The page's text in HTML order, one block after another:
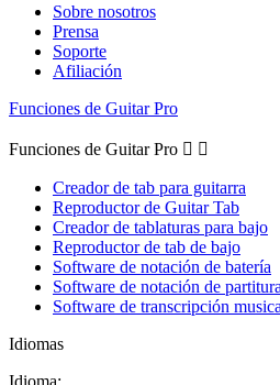
Sobre nosotros
Prensa
Soporte
Afiliación
Funciones de Guitar Pro
Funciones de Guitar Pro  
Creador de tab para guitarra
Reproductor de Guitar Tab
Creador de tablaturas para bajo
Reproductor de tab de bajo
Software de notación de batería
Software de notación de
Software de transcripción
Idiomas
Idioma: